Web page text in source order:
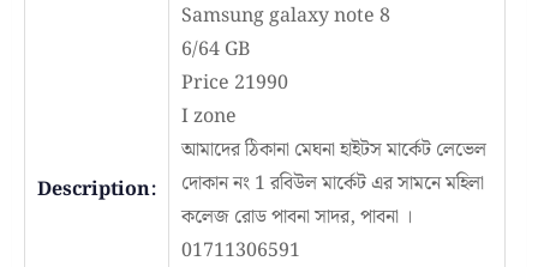
Description:
Samsung galaxy note 8
6/64 GB
Price 21990
I zone
আমাদের ঠিকানা মেঘনা হাইটস মার্কেট লেভেল
দোকান নং 1 রবিউল মার্কেট এর সামনে মহিলা
কলেজ রোড পাবনা সাদর, পাবনা ।
01711306591